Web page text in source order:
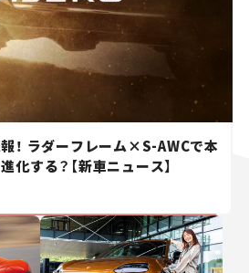
報！ ラダーフレーム×S-AWCで本
化する？【新車ニュース】